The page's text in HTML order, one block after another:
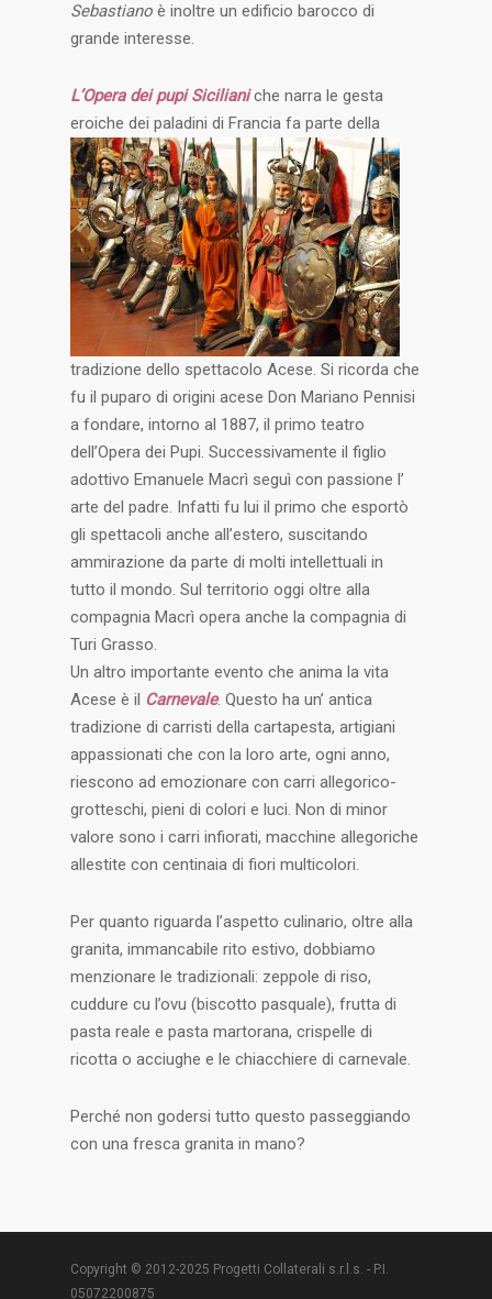
Sebastiano è inoltre un edificio barocco di
grande interesse.
L’Opera dei pupi Sicilianiche narra le gesta
eroiche dei paladini di Francia fa parte della
tradizione dello spettacolo Acese. Si ricorda che
fu il puparo di origini acese Don Mariano Pennisi
a fondare, intorno al 1887, il primo teatro
dell’Opera dei Pupi. Successivamente il figlio
adottivo Emanuele Macrì seguì con passione l’
arte del padre. Infatti fu lui il primo che esportò
gli spettacoli anche all’estero, suscitando
ammirazione da parte di molti intellettuali in
tutto il mondo. Sul territorio oggi oltre alla
compagnia Macrì opera anche la compagnia di
Turi Grasso.
Un altro importante evento che anima la vita
Acese è il Carnevale. Questo ha un’ antica
tradizione di carristi della cartapesta, artigiani
appassionati che con la loro arte, ogni anno,
riescono ad emozionare con carri allegorico-
grotteschi, pieni di colori e luci. Non di minor
valore sono i carri infiorati, macchine allegoriche
allestite con centinaia di fiori multicolori.
Per quanto riguarda l’aspetto culinario, oltre alla
granita, immancabile rito estivo, dobbiamo
menzionare le tradizionali: zeppole di riso,
cuddure cu l’ovu (biscotto pasquale), frutta di
pasta reale e pasta martorana, crispelle di
ricotta o acciughe e le chiacchiere di carnevale.
Perché non godersi tutto questo passeggiando
con una fresca granita in mano?
Copyright © 2012-2025 Progetti Collaterali s.r.l.s. - P.I.
05072200875